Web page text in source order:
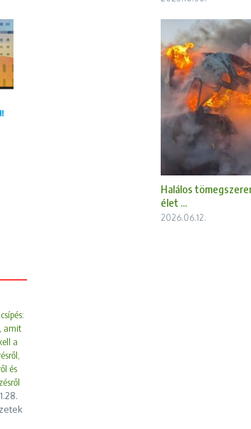
Halálos
élet ...
2026.06.12.
amit
a
és